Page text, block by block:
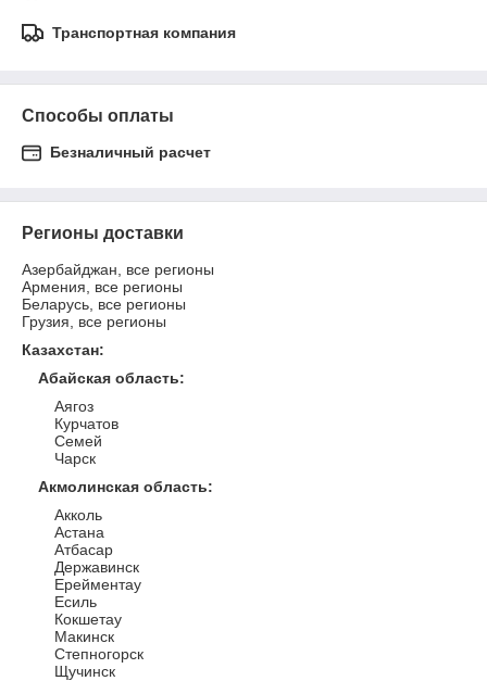
Транспортная компания
Способы оплаты
Безналичный расчет
Регионы доставки
Азербайджан, все регионы
Армения, все регионы
Беларусь, все регионы
Грузия, все регионы
Казахстан:
Абайская область:
Аягоз
Курчатов
Семей
Чарск
Акмолинская область:
Акколь
Астана
Атбасар
Державинск
Ерейментау
Есиль
Кокшетау
Макинск
Степногорск
Щучинск